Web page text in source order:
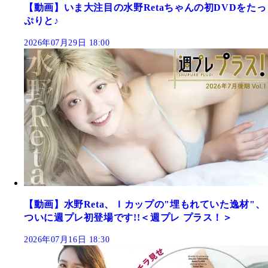
【動画】いま大注目の水野Retaちゃんの初DVDをたっ
ぷりと♪
2026年07月29日 18:00
【動画】水野Reta、Ｉカップの"埋もれていた逸材"、
ついに週プレ初登場です!!＜週プレ プラス！＞
2026年07月16日 18:30